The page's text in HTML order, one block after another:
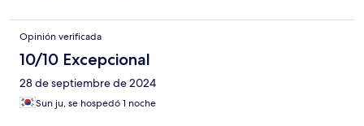
Opinión verificada
10/10 Excepcional
28 de septiembre de 2024
Sun ju, se hospedó 1 noche